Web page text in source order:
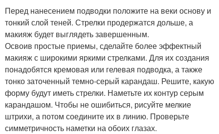
Перед нанесением подводки положите на веки основу и
тонкий слой теней. Стрелки продержатся дольше, а
макияж будет выглядеть завершенным.
Освоив простые приемы, сделайте более эффектный
макияж с широкими яркими стрелками. Для их создания
понадобятся кремовая или гелевая подводка, а также
тонко заточенный темно-серый карандаш. Решите, какую
форму будут иметь стрелки. Наметьте их контур серым
карандашом. Чтобы не ошибиться, рисуйте мелкие
штрихи, а потом соедините их в линию. Проверьте
симметричность наметки на обоих глазах.